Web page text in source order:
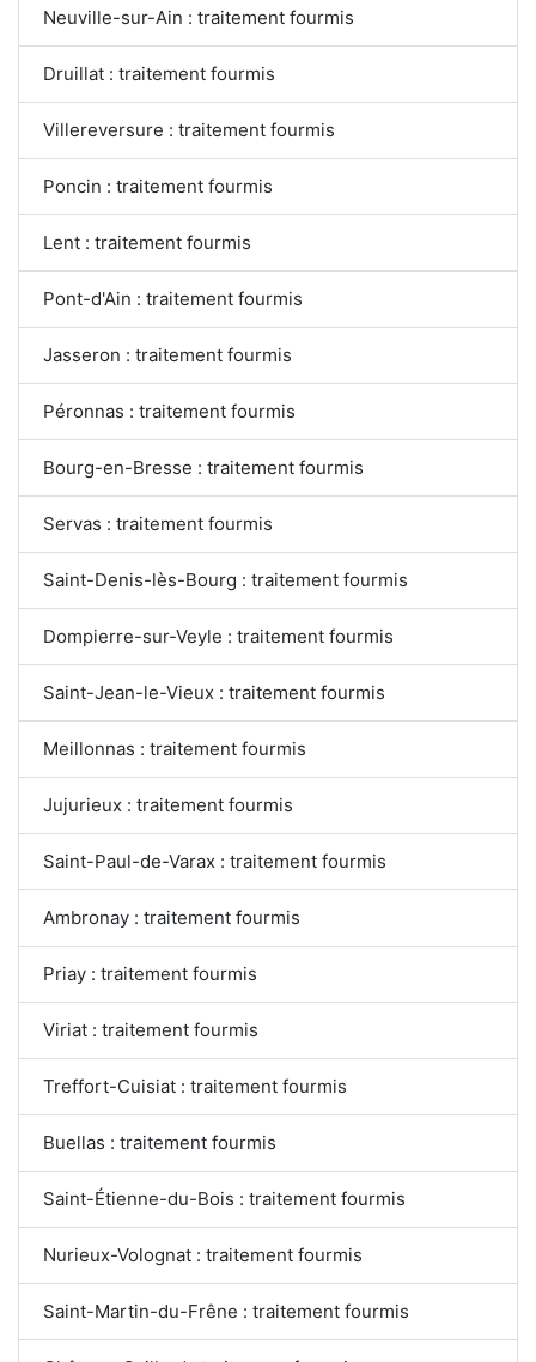
Neuville-sur-Ain : traitement fourmis
Druillat : traitement fourmis
Villereversure : traitement fourmis
Poncin : traitement fourmis
Lent : traitement fourmis
Pont-d'Ain : traitement fourmis
Jasseron : traitement fourmis
Péronnas : traitement fourmis
Bourg-en-Bresse : traitement fourmis
Servas : traitement fourmis
Saint-Denis-lès-Bourg : traitement fourmis
Dompierre-sur-Veyle : traitement fourmis
Saint-Jean-le-Vieux : traitement fourmis
Meillonnas : traitement fourmis
Jujurieux : traitement fourmis
Saint-Paul-de-Varax : traitement fourmis
Ambronay : traitement fourmis
Priay : traitement fourmis
Viriat : traitement fourmis
Treffort-Cuisiat : traitement fourmis
Buellas : traitement fourmis
Saint-Étienne-du-Bois : traitement fourmis
Nurieux-Volognat : traitement fourmis
Saint-Martin-du-Frêne : traitement fourmis